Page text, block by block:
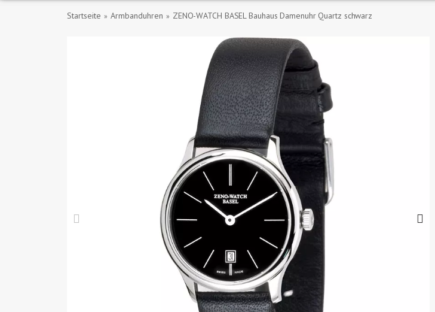
Startseite Armbanduhren ZENO-WATCH BASEL Bauhaus Damenuhr Quartz schwarz